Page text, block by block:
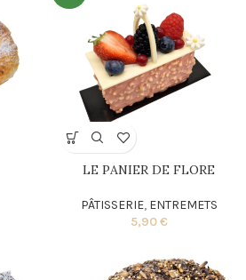
LE PANIER DE FLORE
PÂTISSERIE, ENTREMETS
5,90€